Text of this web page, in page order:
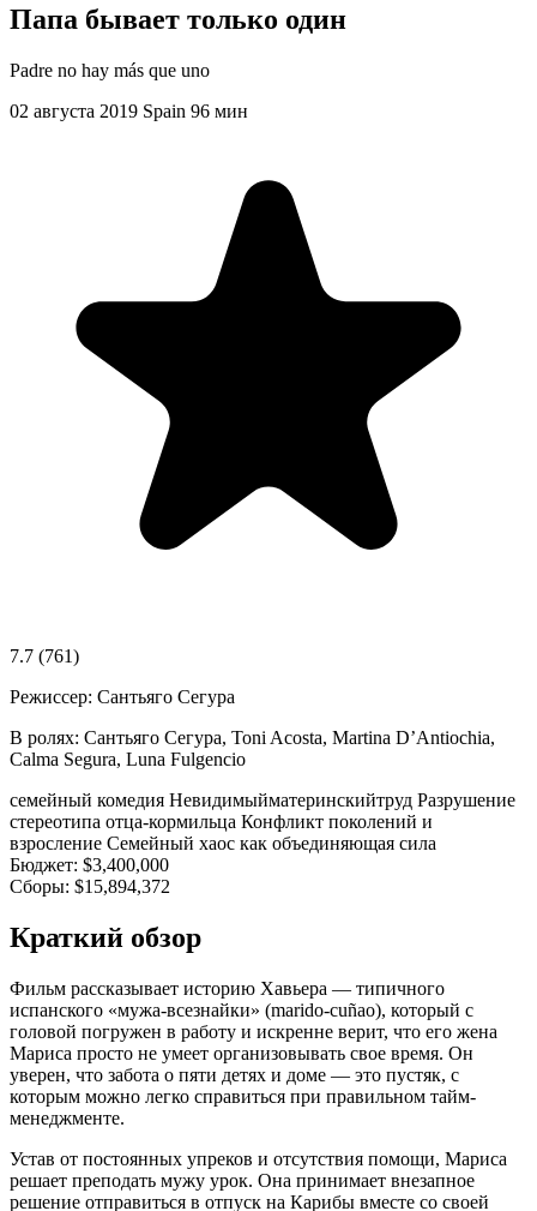
Папа бывает только один
Padre no hay más que uno
02 августа 2019 Spain 96 мин
7.7 (761)
Режиссер: Сантьяго Сегура
В ролях: Сантьяго Сегура, Toni Acosta, Martina D’Antiochia,
Calma Segura, Luna Fulgencio
семейный комедия Невидимыйматеринскийтруд Разрушение
стереотипа отца-кормильца Конфликт поколений и
взросление Семейный хаос как объединяющая сила
Бюджет: $3,400,000
Сборы: $15,894,372
Краткий обзор
Фильм рассказывает историю Хавьера — типичного
испанского «мужа-всезнайки» (marido-cuñao), который с
головой погружен в работу и искренне верит, что его жена
Мариса просто не умеет организовывать свое время. Он
уверен, что забота о пяти детях и доме — это пустяк, с
которым можно легко справиться при правильном тайм-
менеджменте.
Устав от постоянных упреков и отсутствия помощи, Мариса
решает преподать мужу урок. Она принимает внезапное
решение отправиться в отпуск на Карибы вместе со своей